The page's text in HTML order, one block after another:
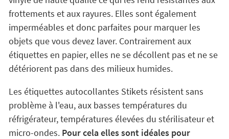
frottements et aux rayures. Elles sont également
imperméables et donc parfaites pour marquer les
objets que vous devez laver. Contrairement aux
étiquettes en papier, elles ne se décollent pas et ne se
détériorent pas dans des milieux humides.
Les étiquettes autocollantes Stikets résistent sans
problème à l'eau, aux basses températures du
réfrigérateur, températures élevées du stérilisateur et
micro-ondes. Pour cela elles sont idéales pour